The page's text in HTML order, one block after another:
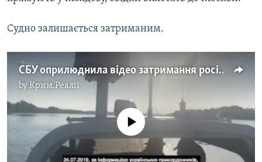
Судно залишається затриманим.
СБУ оприлюднила відео затримання російського корабля
byКрим.Реалії
No media source currently available